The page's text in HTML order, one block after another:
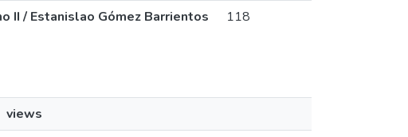
II / Estanislao Gómez Barrientos
118
views